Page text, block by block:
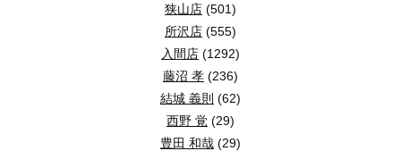
狭山店 (501)
所沢店 (555)
入間店 (1292)
藤沼 孝 (236)
結城 義則 (62)
西野 覚 (29)
豊田 和哉 (29)